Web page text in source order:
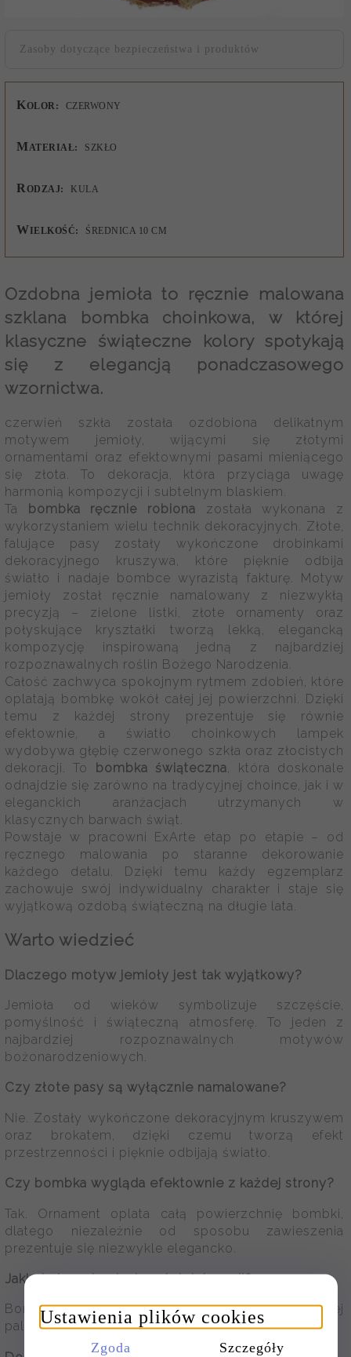
Zasoby dotyczące bezpieczeństwa i produktów
KOLOR: CZERWONY
MATERIAŁ: SZKŁO
R ODZAJ: KULA
W IELKOŚĆ: ŚREDNICA 10 CM
Ozdobna jemioła to ręcznie malowana
szklana bombka choinkowa, w której
klasyczne świąteczne kolory spotykają
się z elegancją ponadczasowego
wzornictwa.
czerwień szkła została ozdobiona delikatnym
motywem jemioły, wijącymi się złotymi
ornamentami oraz efektownymi pasami mieniącego
się złota. To dekoracja, która przyciąga uwagę
harmonią kompozycji i subtelnym blaskiem.
Ta
bombka ręcznie robiona została wykonana z
wykorzystaniem wielu technik dekoracyjnych. Złote,
falujące pasy zostały wykończone drobinkami
dekoracyjnego kruszywa, które pięknie odbija
światło i nadaje bombce wyrazistą fakturę. Motyw
jemioły został ręcznie namalowany z niezwykłą
precyzją – zielone listki, złote ornamenty oraz
połyskujące kryształki tworzą lekką, elegancką
kompozycję inspirowaną jedną z najbardziej
rozpoznawalnych roślin Bożego Narodzenia.
Całość zachwyca spokojnym rytmem zdobień, które
oplatają bombkę wokół całej jej powierzchni. Dzięki
temu z każdej strony prezentuje się równie
efektownie, a światło choinkowych lampek
wydobywa głębię czerwonego szkła oraz złocistych
dekoracji. To
bombka świąteczna, która doskonale
odnajdzie się zarówno na tradycyjnej choince, jak i w
eleganckich aranżacjach utrzymanych w
klasycznych barwach świąt.
Powstaje w pracowni ExArte etap po etapie – od
ręcznego malowania po staranne dekorowanie
każdego detalu. Dzięki temu każdy egzemplarz
zachowuje swój indywidualny charakter i staje się
wyjątkową ozdobą świąteczną na długie lata.
Warto wiedzieć
Dlaczego motyw jemioły jest tak wyjątkowy?
Jemioła od wieków symbolizuje szczęście,
pomyślność i świąteczną atmosferę. To jeden z
najbardziej rozpoznawalnych motywów
bożonarodzeniowych.
Czy złote pasy są wyłącznie namalowane?
Nie. Zostały wykończone dekoracyjnym kruszywem
oraz brokatem, dzięki czemu tworzą efekt
przestrzenności i pięknie odbijają światło.
Czy bombka wygląda efektownie z każdej strony?
Tak. Ornament oplata całą powierzchnię bombki,
dlatego niezależnie od sposobu zawieszenia
prezentuje się niezwykle elegancko.
Jakie kolory dominują w tej dekoracji?
Bombka utrzymana jest w klasycznej świątecznej
palecie: głębokiej czerwieni, złota oraz zieleni.
Ustawienia plików cookies
Zgoda Szczegóły